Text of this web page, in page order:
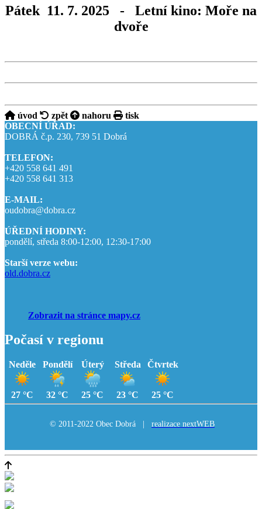
Pátek 11. 7. 2025 - Letní kino: Moře na
dvoře
úvod zpět nahoru
tisk
OBECNÍ ÚŘAD:
DOBRÁ č.p. 230, 739 51 Dobrá
TELEFON:
+420 558 641 491
+420 558 641 313
E-MAIL:
oudobra@dobra.cz
ÚŘEDNÍ HODINY:
pondělí, středa 8:00-12:00, 12:30-17:00
Starší verze webu:
old.dobra.cz
Zobrazit na stránce mapy.cz
Počasí v regionu
Neděle
27 °C
Pondělí
32 °C
Úterý
25 °C
Středa
23 °C
Čtvrtek
25 °C
© 2011-2022 Obec Dobrá | realizace nextWEB